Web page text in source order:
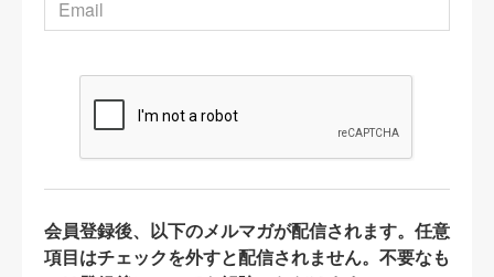
会員登録後、以下のメルマガが配信されます。任意
項目はチェックを外すと配信されません。不要なも